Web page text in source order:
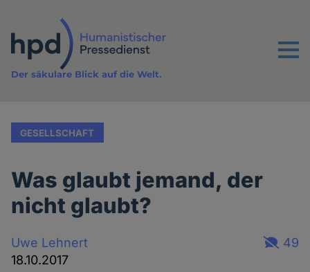
Inhalt
Menu
Der säkulare Blick auf die Welt.
GESELLSCHAFT
Was glaubt jemand, der
nicht glaubt?
Uwe Lehnert
18.10.2017
49